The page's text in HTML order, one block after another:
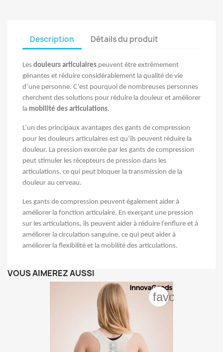
Description Détails du produit
Les douleurs articulaires peuvent être extrêmement
gênantes et réduire considérablement la qualité de vie
d’une personne. C’est pourquoi de nombreuses personnes
cherchent des solutions pour réduire la douleur et améliorer
la mobilité des articulations.
L’un des principaux avantages des gants de compression
pour les douleurs articulaires est qu’ils peuvent réduire la
douleur. La pression exercée par les gants de compression
peut stimuler les récepteurs de pression dans les
articulations, ce qui peut bloquer la transmission de la
douleur au cerveau.
Les gants de compression peuvent également aider à
améliorer la fonction articulaire. En exerçant une pression
sur les articulations, ils peuvent aider à réduire l’enflure et à
améliorer la circulation sanguine, ce qui peut aider à
améliorer la flexibilité et la mobilité des articulations.
VOUS AIMEREZ AUSSI